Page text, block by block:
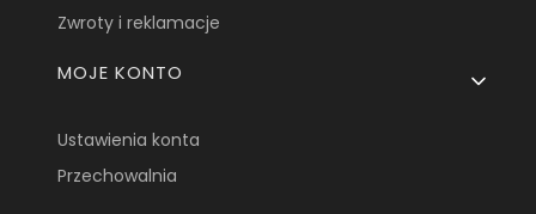
Zwroty i reklamacje
MOJE KONTO
Ustawienia konta
Przechowalnia